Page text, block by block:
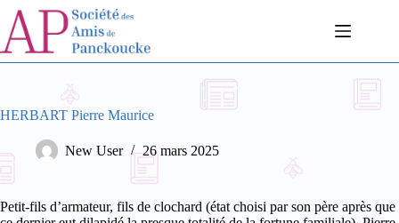
Passer
contenu
HERBART Pierre Maurice
New User 26 mars 2025
Petit-fils d’armateur, fils de clochard (état choisi par son père après que